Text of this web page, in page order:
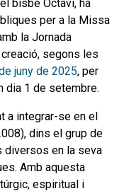
bisbe Octavi, ha
per a la Missa
la Jornada
segons les
juny de 2025, per
dia 1 de setembre.
a integrar-se en el
dins el grup de
en la seva
Amb aquesta
espiritual i